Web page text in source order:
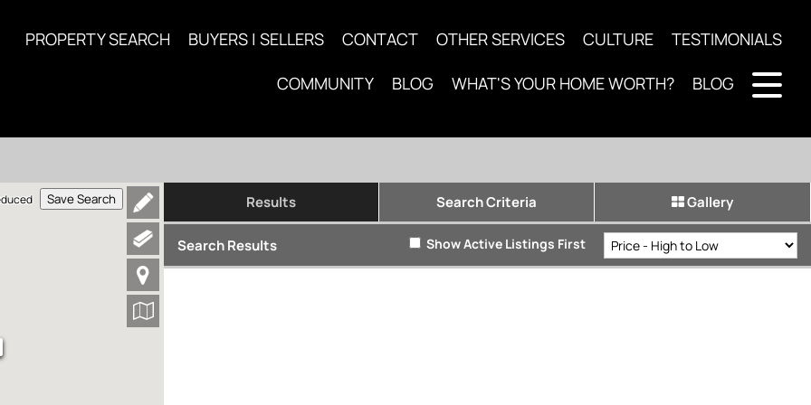
PROPERTY SEARCH BUYERS | SELLERS CONTACT OTHER SERVICES CULTURE TESTIMONIALS
COMMUNITY BLOG WHAT'S YOUR HOME WORTH? BLOG
Save Search Results Search Criteria Gallery
Search Results Show Active Listings First